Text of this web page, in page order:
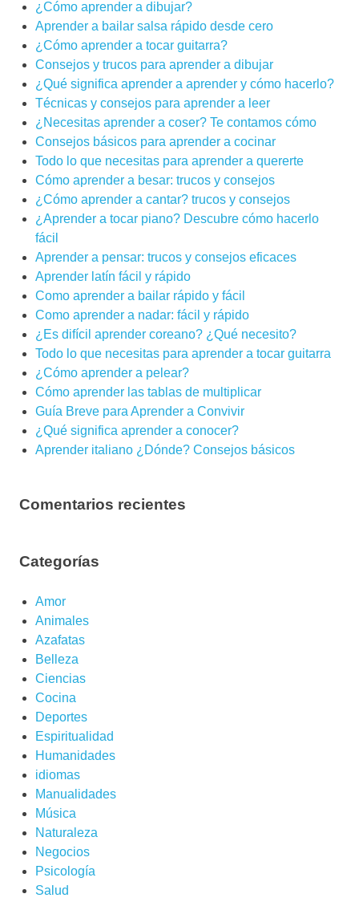
¿Cómo aprender a dibujar?
Aprender a bailar salsa rápido desde cero
¿Cómo aprender a tocar guitarra?
Consejos y trucos para aprender a dibujar
¿Qué significa aprender a aprender y cómo hacerlo?
Técnicas y consejos para aprender a leer
¿Necesitas aprender a coser? Te contamos cómo
Consejos básicos para aprender a cocinar
Todo lo que necesitas para aprender a quererte
Cómo aprender a besar: trucos y consejos
¿Cómo aprender a cantar? trucos y consejos
¿Aprender a tocar piano? Descubre cómo hacerlo
fácil
Aprender a pensar: trucos y consejos eficaces
Aprender latín fácil y rápido
Como aprender a bailar rápido y fácil
Como aprender a nadar: fácil y rápido
¿Es difícil aprender coreano? ¿Qué necesito?
Todo lo que necesitas para aprender a tocar guitarra
¿Cómo aprender a pelear?
Cómo aprender las tablas de multiplicar
Guía Breve para Aprender a Convivir
¿Qué significa aprender a conocer?
Aprender italiano ¿Dónde? Consejos básicos
Comentarios recientes
Categorías
Amor
Animales
Azafatas
Belleza
Ciencias
Cocina
Deportes
Espiritualidad
Humanidades
idiomas
Manualidades
Música
Naturaleza
Negocios
Psicología
Salud